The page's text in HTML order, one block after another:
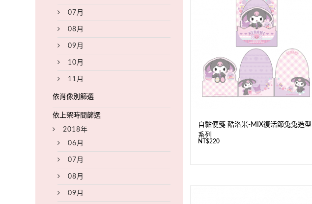
自黏便箋 酷洛米-MIX復活節兔兔造型
系列
NT$220
07月
08月
09月
10月
11月
2018年
06月
07月
08月
09月